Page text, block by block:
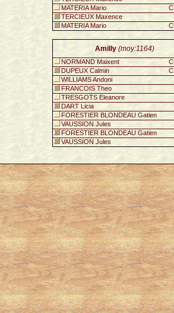
MATERIA Mario
TERCIEUX Maxence
MATERIA Mario
Amilly (moy:1164)
NORMAND Maixent
DUPEUX Calmin
WILLIAMS Andoni
FRANCOIS Theo
TRESGOTS Eleanore
DART Licia
FORESTIER BLONDEAU Gatien
VAUSSION Jules
FORESTIER BLONDEAU Gatien
VAUSSION Jules